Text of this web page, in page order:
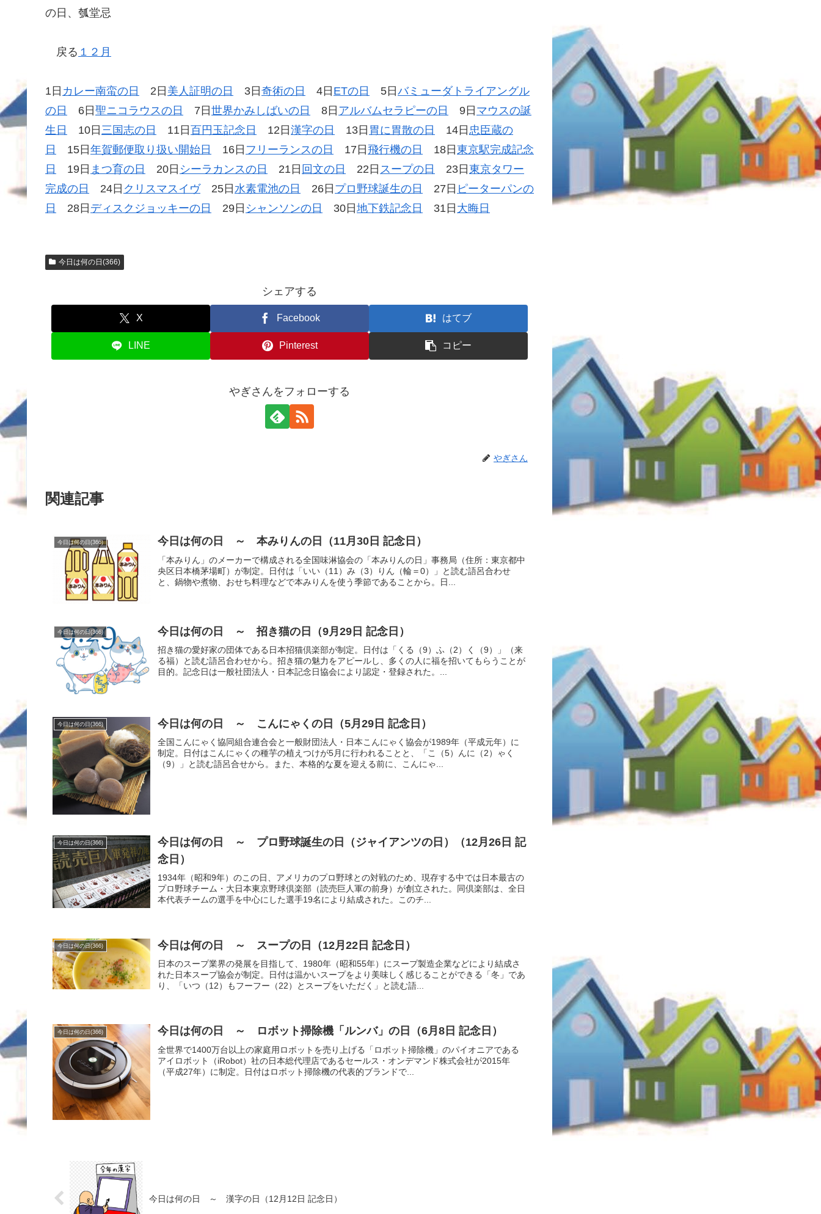
の日、瓠堂忌
戻る １２月
1日 カレー南蛮の日 2日 美人証明の日 3日 奇術の日 4日 ETの日 5日 バミューダトライアングル
の日
6日 聖ニコラウスの日 7日 世界かみしばいの日 8日 アルバムセラピーの日 9日 マウスの誕
生日
10日 三国志の日 11日 百円玉記念日 12日 漢字の日 13日 胃に胃散の日 14日 忠臣蔵の
日
15日 年賀郵便取り扱い開始日 16日 フリーランスの日 17日 飛行機の日 18日 東京駅完成記念
日
19日 まつ育の日 20日 シーラカンスの日 21日 回文の日 22日 スープの日 23日 東京タワー
完成の日
24日 クリスマスイヴ25日 水素電池の日 26日 プロ野球誕生の日 27日 ピーターパンの
日
28日 ディスクジョッキーの日 29日 シャンソンの日 30日 地下鉄記念日 31日 大晦日
今日は何の日(366)
シェアする
X Facebook はてブ
LINE Pinterest コピー
やぎさんをフォローする
やぎさん
関連記事
今日は何の日(366) 今日は何の日 ～ 本みりんの日（11月30日 記念日）
「本みりん」のメーカーで構成される全国味淋協会の「本みりんの日」事務局（住所：東京都中
央区日本橋茅場町）が制定。日付は「いい（11）み（3）りん（輪＝0）」と読む語呂合わせ
と、鍋物や煮物、おせち料理などで本みりんを使う季節であることから。日...
今日は何の日(366) 今日は何の日 ～ 招き猫の日（9月29日 記念日）
招き猫の愛好家の団体である日本招猫倶楽部が制定。日付は「くる（9）ふ（2）く（9）」（来
る福）と読む語呂合わせから。招き猫の魅力をアピールし、多くの人に福を招いてもらうことが
目的。記念日は一般社団法人・日本記念日協会により認定・登録された。...
今日は何の日(366) 今日は何の日 ～ こんにゃくの日（5月29日 記念日）
全国こんにゃく協同組合連合会と一般財団法人・日本こんにゃく協会が1989年（平成元年）に
制定。日付はこんにゃくの種芋の植えつけが5月に行われることと、「こ（5）んに（2）ゃく
（9）」と読む語呂合せから。また、本格的な夏を迎える前に、こんにゃ...
今日は何の日(366)
今日は何の日 ～ プロ野球誕生の日（ジャイアンツの日）（12月26日 記
念日）
1934年（昭和9年）のこの日、アメリカのプロ野球との対戦のため、現存する中では日本最古の
プロ野球チーム・大日本東京野球倶楽部（読売巨人軍の前身）が創立された。同倶楽部は、全日
本代表チームの選手を中心にした選手19名により結成された。このチ...
今日は何の日(366) 今日は何の日 ～ スープの日（12月22日 記念日）
日本のスープ業界の発展を目指して、1980年（昭和55年）にスープ製造企業などにより結成さ
れた日本スープ協会が制定。日付は温かいスープをより美味しく感じることができる「冬」であ
り、「いつ（12）もフーフー（22）とスープをいただく」と読む語...
今日は何の日(366) 今日は何の日 ～ ロボット掃除機「ルンバ」の日（6月8日 記念日）
全世界で1400万台以上の家庭用ロボットを売り上げる「ロボット掃除機」のパイオニアである
アイロボット（iRobot）社の日本総代理店であるセールス・オンデマンド株式会社が2015年
（平成27年）に制定。日付はロボット掃除機の代表的ブランドで...
今日は何の日 ～ 漢字の日（12月12日 記念日）